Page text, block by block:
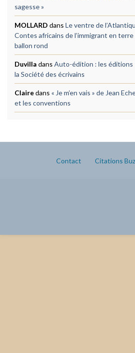
sagesse »
MOLLARD dans Le ventre de
Contes africains de l’immigrant en
ballon rond
Duvilla dans Auto-édition : les
la Société des écrivains
Clairedans « Je m’en vais » de Jean
et les conventions
Contact Citations